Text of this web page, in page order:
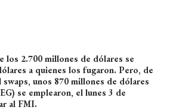
los 2.700 millones de dólares se
a quienes los fugaron. Pero, de
unos 870 millones de dólares
se emplearon, el lunes 3 de
al FMI.